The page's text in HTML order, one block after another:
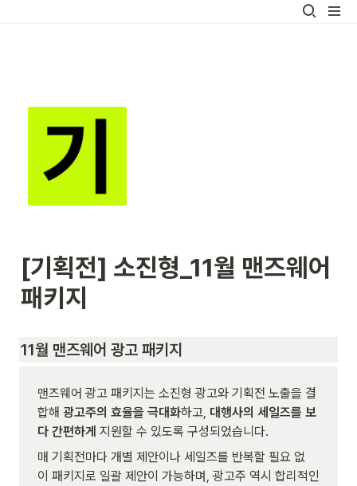
[기획전] 소진형_11월 맨즈웨어
패키지
11월 맨즈웨어 광고 패키지
맨즈웨어 광고 패키지는 소진형 광고와 기획전 노출을 결
합해 광고주의 효율을 극대화하고, 대행사의 세일즈를 보
다 간편하게 지원할 수 있도록 구성되었습니다.
매 기획전마다 개별 제안이나 세일즈를 반복할 필요 없
이 패키지로 일괄 제안이 가능하며, 광고주 역시 합리적인